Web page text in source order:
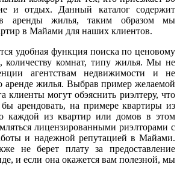
и отдых. Данный каталог содержит
аренды жилья, таким образом мы
в Майами для наших клиентов.
удобная функция поиска по ценовому
количеству комнат, типу жилья. Мы не
агентствам недвижимости и не
аренде жилья. Выбрав пример желаемой
клиенты могут обэяснить риэлтеру, что
арендовать, на примере квартиры из
каждой из квартир или домов в этом
лицензированными риэлторами с
и надежной репутацией в Майами.
не берет плату за предоставление
и если она окажется вам полезной, мы